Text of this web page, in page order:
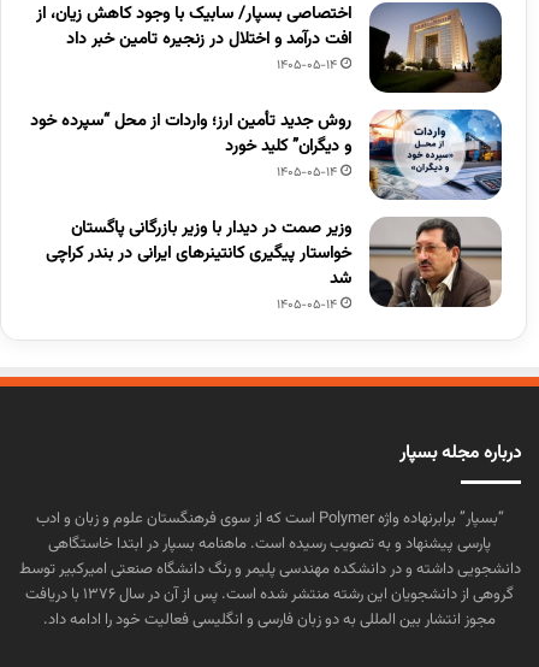
اختصاصی بسپار/ سابیک با وجود کاهش زیان، از
افت درآمد و اختلال در زنجیره تامین خبر داد
1405-05-14
روش جدید تأمین ارز؛ واردات از محل “سپرده خود
و دیگران” کلید خورد
1405-05-14
وزیر صمت در دیدار با وزیر بازرگانی پاگستان
خواستار پیگیری کانتینرهای ایرانی در بندر کراچی
شد
1405-05-14
درباره مجله بسپار
“بسپار” برابرنهاده واژه Polymer است که از سوی فرهنگستان علوم و زبان و ادب
پارسی پیشنهاد و به تصویب رسیده است. ماهنامه بسپار در ابتدا خاستگاهی
دانشجویی داشته و در دانشکده مهندسی پلیمر و رنگ دانشگاه صنعتی امیرکبیر توسط
گروهی از دانشجویان این رشته منتشر شده است. پس از آن در سال ۱۳۷۶ با دریافت
مجوز انتشار بین المللی به دو زبان فارسی و انگلیسی فعالیت خود را ادامه داد.